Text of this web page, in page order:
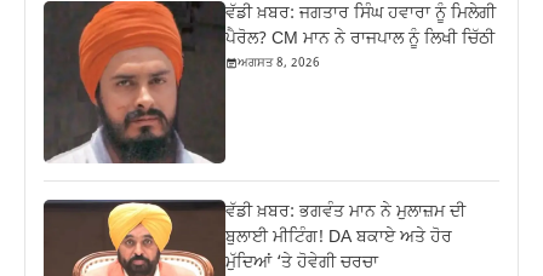
ਵੱਡੀ ਖ਼ਬਰ: ਜਗਤਾਰ ਸਿੰਘ ਹਵਾਰਾ ਨੂੰ ਮਿਲੇਗੀ
ਪੈਰੋਲ? CM ਮਾਨ ਨੇ ਰਾਜਪਾਲ ਨੂੰ ਲਿਖੀ ਚਿੱਠੀ
ਅਗਸਤ 8, 2026
ਵੱਡੀ ਖ਼ਬਰ: ਭਗਵੰਤ ਮਾਨ ਨੇ ਮੁਲਾਜ਼ਮ ਦੀ
ਬੁਲਾਈ ਮੀਟਿੰਗ! DA ਬਕਾਏ ਅਤੇ ਹੋਰ
ਮੁੱਦਿਆਂ ‘ਤੇ ਹੋਵੇਗੀ ਚਰਚਾ